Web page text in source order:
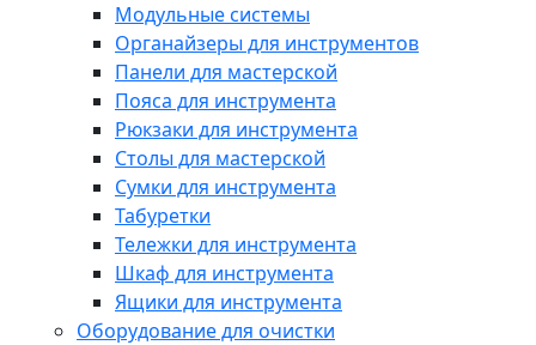
Модульные системы
Органайзеры для инструментов
Панели для мастерской
Пояса для инструмента
Рюкзаки для инструмента
Столы для мастерской
Сумки для инструмента
Табуретки
Тележки для инструмента
Шкаф для инструмента
Ящики для инструмента
Оборудование для очистки